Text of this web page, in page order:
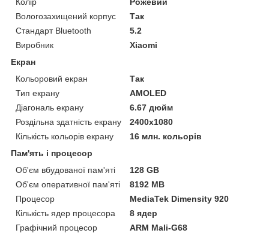
Вологозахищений корпус
Так
Стандарт Bluetooth
5.2
Виробник
Xiaomi
Екран
Кольоровий екран
Так
Тип екрану
AMOLED
Діагональ екрану
6.67 дюйм
Роздільна здатність екрану
2400x1080
Кількість кольорів екрану
16 млн. кольорів
Пам'ять і процесор
Об'єм вбудованої пам'яті
128 GB
Об'єм оперативної пам'яті
8192 MB
Процесор
MediaTek Dimensity 920
Кількість ядер процесора
8 ядер
Графічний процесор
ARM Mali-G68